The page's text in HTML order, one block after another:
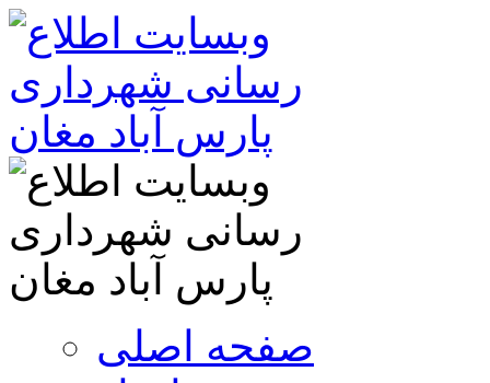
صفحه اصلی